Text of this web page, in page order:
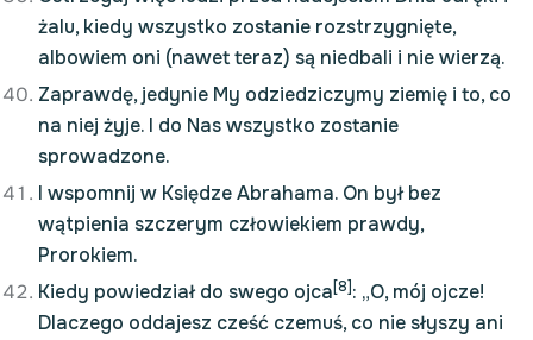
żalu, kiedy wszystko zostanie rozstrzygnięte,
albowiem oni (nawet teraz) są niedbali i nie wierzą.
Zaprawdę, jedynie My odziedziczymy ziemię i to, co
na niej żyje. I do Nas wszystko zostanie
sprowadzone.
I wspomnij w Księdze Abrahama. On był bez
wątpienia szczerym człowiekiem prawdy,
Prorokiem.
Kiedy powiedział do swego ojca[8]: „O, mój ojcze!
Dlaczego oddajesz cześć czemuś, co nie słyszy ani